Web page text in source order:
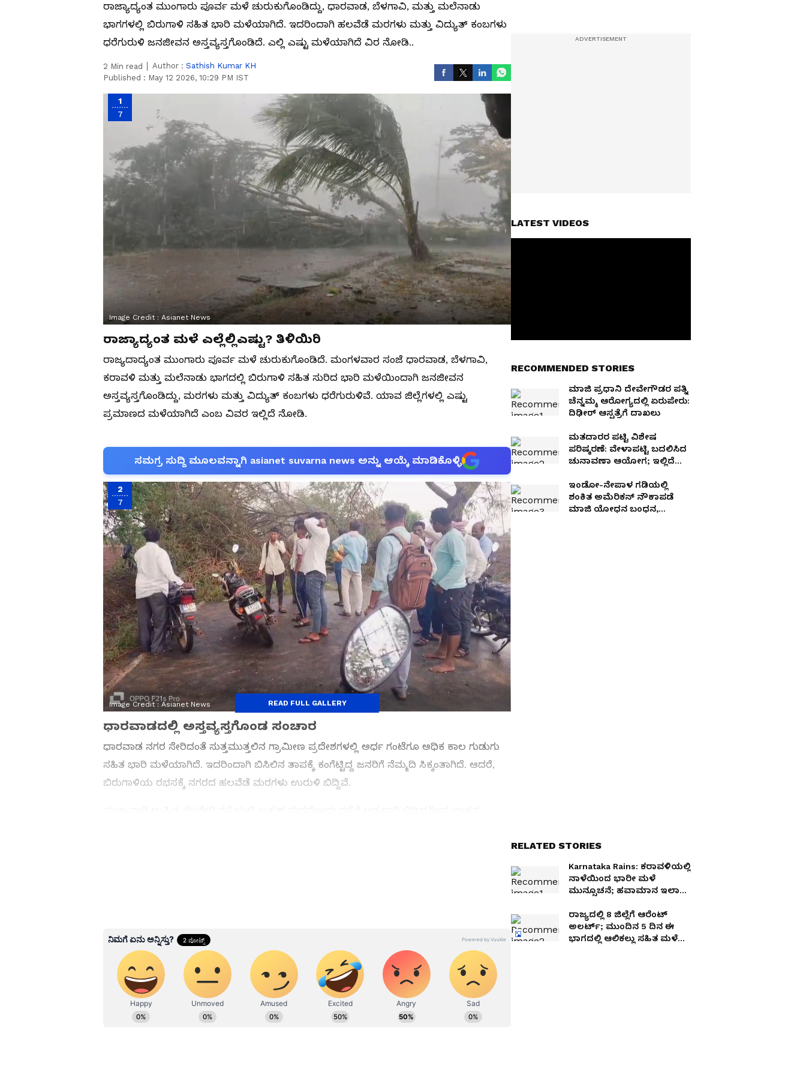
ರಾಜ್ಯಾದ್ಯಂತ ಮುಂಗಾರು ಪೂರ್ವ ಮಳೆ ಚುರುಕುಗೊಂಡಿದ್ದು, ಧಾರವಾಡ, ಬೆಳಗಾವಿ, ಮತ್ತು ಮಲೆನಾಡು
ಭಾಗಗಳಲ್ಲಿ ಬಿರುಗಾಳಿ ಸಹಿತ ಭಾರಿ ಮಳೆಯಾಗಿದೆ. ಇದರಿಂದಾಗಿ ಹಲವೆಡೆ ಮರಗಳು ಮತ್ತು ವಿದ್ಯುತ್ ಕಂಬಗಳು
ಧರೆಗುರುಳಿ ಜನಜೀವನ ಅಸ್ತವ್ಯಸ್ತಗೊಂಡಿದೆ. ಎಲ್ಲಿ ಎಷ್ಟು ಮಳೆಯಾಗಿದೆ ವಿರ ನೋಡಿ..
2 Min read Author : Sathish Kumar KH
Published : May 12 2026, 10:29 PM IST
1
7
Image Credit : Asianet News
ರಾಜ್ಯಾದ್ಯಂತ ಮಳೆ ಎಲ್ಲೆಲ್ಲಿಎಷ್ಟು? ತಿಳಿಯಿರಿ
ರಾಜ್ಯದಾದ್ಯಂತ ಮುಂಗಾರು ಪೂರ್ವ ಮಳೆ ಚುರುಕುಗೊಂಡಿದೆ. ಮಂಗಳವಾರ ಸಂಜೆ ಧಾರವಾಡ, ಬೆಳಗಾವಿ,
ಕರಾವಳಿ ಮತ್ತು ಮಲೆನಾಡು ಭಾಗದಲ್ಲಿ ಬಿರುಗಾಳಿ ಸಹಿತ ಸುರಿದ ಭಾರಿ ಮಳೆಯಿಂದಾಗಿ ಜನಜೀವನ
ಅಸ್ತವ್ಯಸ್ತಗೊಂಡಿದ್ದು, ಮರಗಳು ಮತ್ತು ವಿದ್ಯುತ್ ಕಂಬಗಳು ಧರೆಗುರುಳಿವೆ. ಯಾವ ಜಿಲ್ಲೆಗಳಲ್ಲಿ ಎಷ್ಟು
ಪ್ರಮಾಣದ ಮಳೆಯಾಗಿದೆ ಎಂಬ ವಿವರ ಇಲ್ಲಿದೆ ನೋಡಿ.
ಸಮಗ್ರ ಸುದ್ದಿ ಮೂಲವನ್ನಾಗಿ asianet suvarna news ಅನ್ನು ಆಯ್ಕೆ ಮಾಡಿಕೊಳ್ಳಿ
2
7
Image Credit :Asianet News
ಧಾರವಾಡದಲ್ಲಿ ಅಸ್ತವ್ಯಸ್ತಗೊಂಡ ಸಂಚಾರ
ಧಾರವಾಡ ನಗರ ಸೇರಿದಂತೆ ಸುತ್ತಮುತ್ತಲಿನ ಗ್ರಾಮೀಣ ಪ್ರದೇಶಗಳಲ್ಲಿ ಅರ್ಧ ಗಂಟೆಗೂ ಅಧಿಕ ಕಾಲ ಗುಡುಗು
ಸಹಿತ ಭಾರಿ ಮಳೆಯಾಗಿದೆ. ಇದರಿಂದಾಗಿ ಬಿಸಿಲಿನ ತಾಪಕ್ಕೆ ಕಂಗೆಟ್ಟಿದ್ದ ಜನರಿಗೆ ನೆಮ್ಮದಿ ಸಿಕ್ಕಂತಾಗಿದೆ. ಆದರೆ,
ಬಿರುಗಾಳಿಯ ರಭಸಕ್ಕೆ ನಗರದ ಹಲವೆಡೆ ಮರಗಳು ಉರುಳಿ ಬಿದ್ದಿವೆ.
ನಾಳೆಯಿಂದ ಭಾರೀ ಮಳೆ
ಮುನ್ಸೂಚನೆ; ಹವಾಮಾನ ಇಲಾಖೆ
ನೀಡಿದ ವಾರ್ನಿಂಗ್ ಏನು?
ಅಲರ್ಟ್; ಮುಂದಿನ 5 ದಿನ ಈ
ಭಾಗದಲ್ಲಿ ಆಲಿಕಲ್ಲು ಸಹಿತ ಮಳೆ
ಮುನ್ಸೂಚನೆ!
READ FULL GALLERY
LATEST VIDEOS
RECOMMENDED STORIES
ಮಾಜಿ ಪ್ರಧಾನಿ ದೇವೇಗೌಡರ ಪತ್ನಿ
ಚೆನ್ನಮ್ಮ ಆರೋಗ್ಯದಲ್ಲಿ ಏರುಪೇರು:
ದಿಢೀರ್ ಆಸ್ಪತ್ರೆಗೆ ದಾಖಲು
ಮತದಾರರ ಪಟ್ಟಿ ವಿಶೇಷ
ಪರಿಷ್ಕರಣೆ: ವೇಳಾಪಟ್ಟಿ ಬದಲಿಸಿದ
ಚುನಾವಣಾ ಆಯೋಗ; ಇಲ್ಲಿದೆ
ವಿವರ!
ಇಂಡೋ-ನೇಪಾಳ ಗಡಿಯಲ್ಲಿ
ಶಂಕಿತ ಅಮೆರಿಕನ್ ನೌಕಾಪಡೆ
ಮಾಜಿ ಯೋಧನ ಬಂಧನ,
RELATED STORIES
Karnataka Rains: ಕರಾವಳಿಯಲ್ಲಿ
ನಾಳೆಯಿಂದ ಭಾರೀ ಮಳೆ
ಮುನ್ಸೂಚನೆ; ಹವಾಮಾನ ಇಲಾಖೆ
ರಾಜ್ಯದಲ್ಲಿ 8 ಜಿಲ್ಲೆಗೆ ಆರೆಂಟ್
ಅಲರ್ಟ್; ಮುಂದಿನ 5 ದಿನ ಈ
ಭಾಗದಲ್ಲಿ ಆಲಿಕಲ್ಲು ಸಹಿತ ಮಳೆ